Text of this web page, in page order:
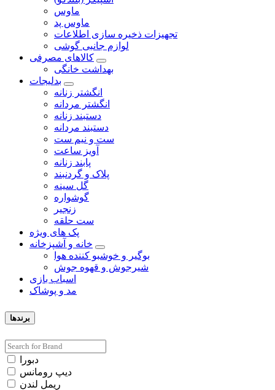
ماوس
ماوس پد
تجهیزات ذخیره سازی اطلاعات
لوازم جانبی گوشی
کالاهای مصرفی
بهداشت خانگی
بدلیجات
انگشتر زنانه
انگشتر مردانه
دستبند زنانه
دستبند مردانه
ست و نیم ست
آویز ساعت
پابند زنانه
پلاک و گردنبند
گل سینه
گوشواره
زنجیر
ست حلقه
پک های ویژه
خانه و آشپزخانه
بوگیر و خوشبو کننده هوا
شیرجوش و قهوه جوش
اسباب بازی
مد و پوشاک
برندها
دبورا
دیپ رومانس
ریمل لندن